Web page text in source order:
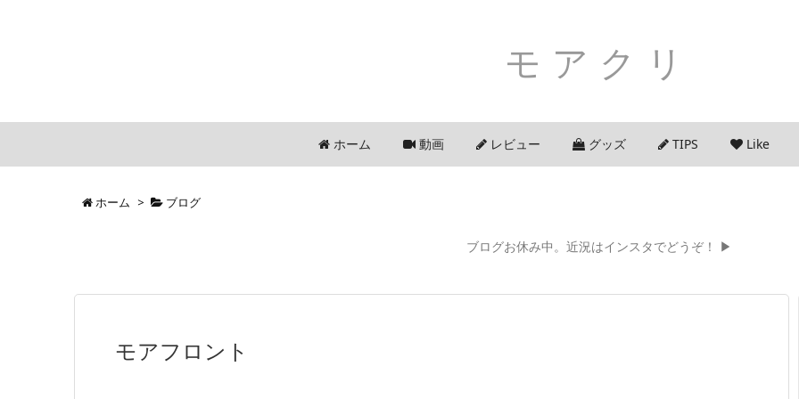
モアクリ
ホーム 動画 レビュー グッズ TIPS Like
ホーム > ブログ
ブログお休み中。近況はインスタでどうぞ！ ▶
モアフロント